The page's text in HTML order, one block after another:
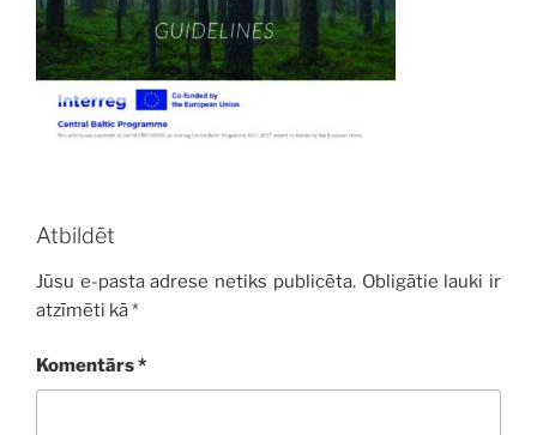
Atbildēt
Jūsu e-pasta adrese netiks publicēta. Obligātie lauki ir
atzīmēti kā*
Komentārs*